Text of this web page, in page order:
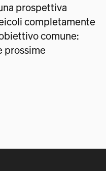
prospettiva
completamente
comune:
prossime